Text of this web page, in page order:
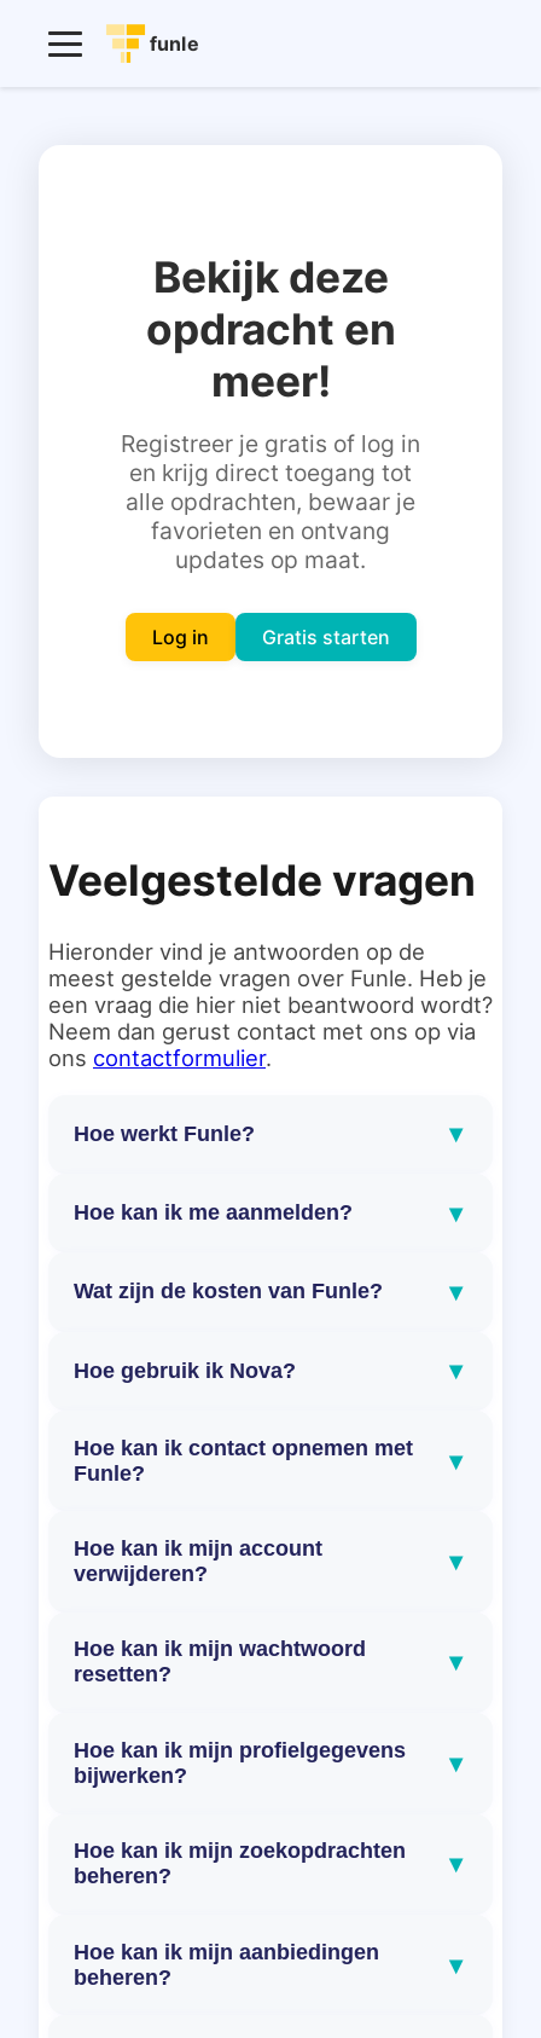
funle
Inloggen
Gratis starten
Bekijk deze
opdracht en
meer!
Registreer je gratis of log in
en krijg direct toegang tot
alle opdrachten, bewaar je
favorieten en ontvang
updates op maat.
Log in Gratis starten
Veelgestelde vragen
Hieronder vind je antwoorden op de
meest gestelde vragen over Funle. Heb je
een vraag die hier niet beantwoord wordt?
Neem dan gerust contact met ons op via
ons contactformulier.
Hoe werkt Funle? ▾
Hoe kan ik me aanmelden? ▾
Wat zijn de kosten van Funle? ▾
Hoe gebruik ik Nova? ▾
Hoe kan ik contact opnemen met
Funle?
▾
Hoe kan ik mijn account
verwijderen?
▾
Hoe kan ik mijn wachtwoord
resetten?
▾
Hoe kan ik mijn profielgegevens
bijwerken?
▾
Hoe kan ik mijn zoekopdrachten
beheren?
▾
Hoe kan ik mijn aanbiedingen
beheren?
▾